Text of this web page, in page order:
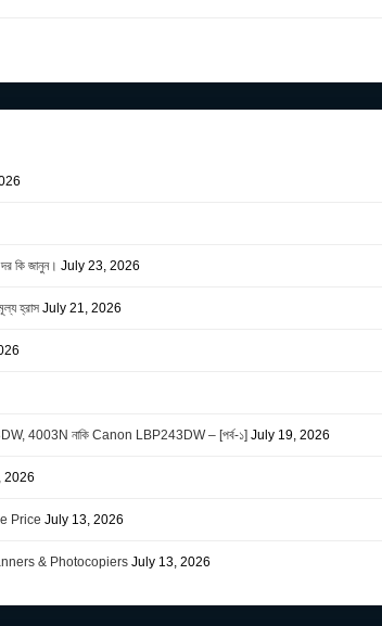
কি জানুন। July 23, 2026
হ্রাস July 21, 2026
4003N নাকি Canon LBP243DW – [পর্ব-১] July 19, 2026
2026
Price July 13, 2026
& Photocopiers July 13, 2026